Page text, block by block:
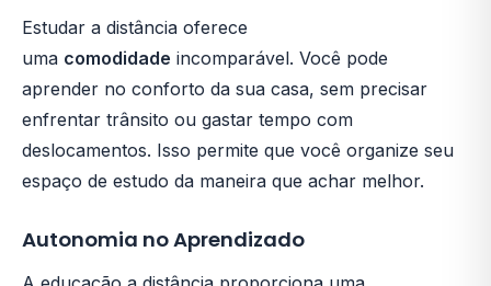
Estudar a distância oferece
uma comodidade incomparável. Você pode
aprender no conforto da sua casa, sem precisar
enfrentar trânsito ou gastar tempo com
deslocamentos. Isso permite que você organize seu
espaço de estudo da maneira que achar melhor.
Autonomia no Aprendizado